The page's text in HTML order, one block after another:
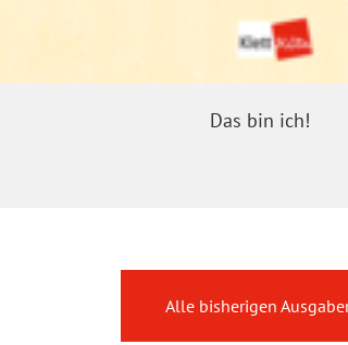
Das bin ich!
Alle bisherigen